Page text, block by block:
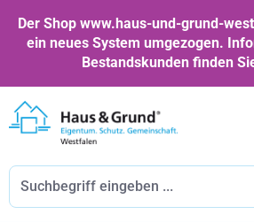
Zum Hauptinhalt springen
Der Shop www.haus-und-grund-
ein neues System umgezogen.
Bestandskunden finden